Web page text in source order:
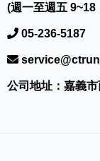
(週一至週五 9~18
05-236-5187
公司地址：嘉義